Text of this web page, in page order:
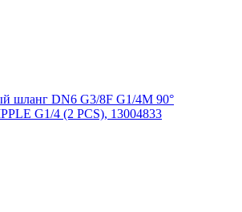
шланг DN6 G3/8F G1/4M 90°
G1/4 (2 PCS), 13004833